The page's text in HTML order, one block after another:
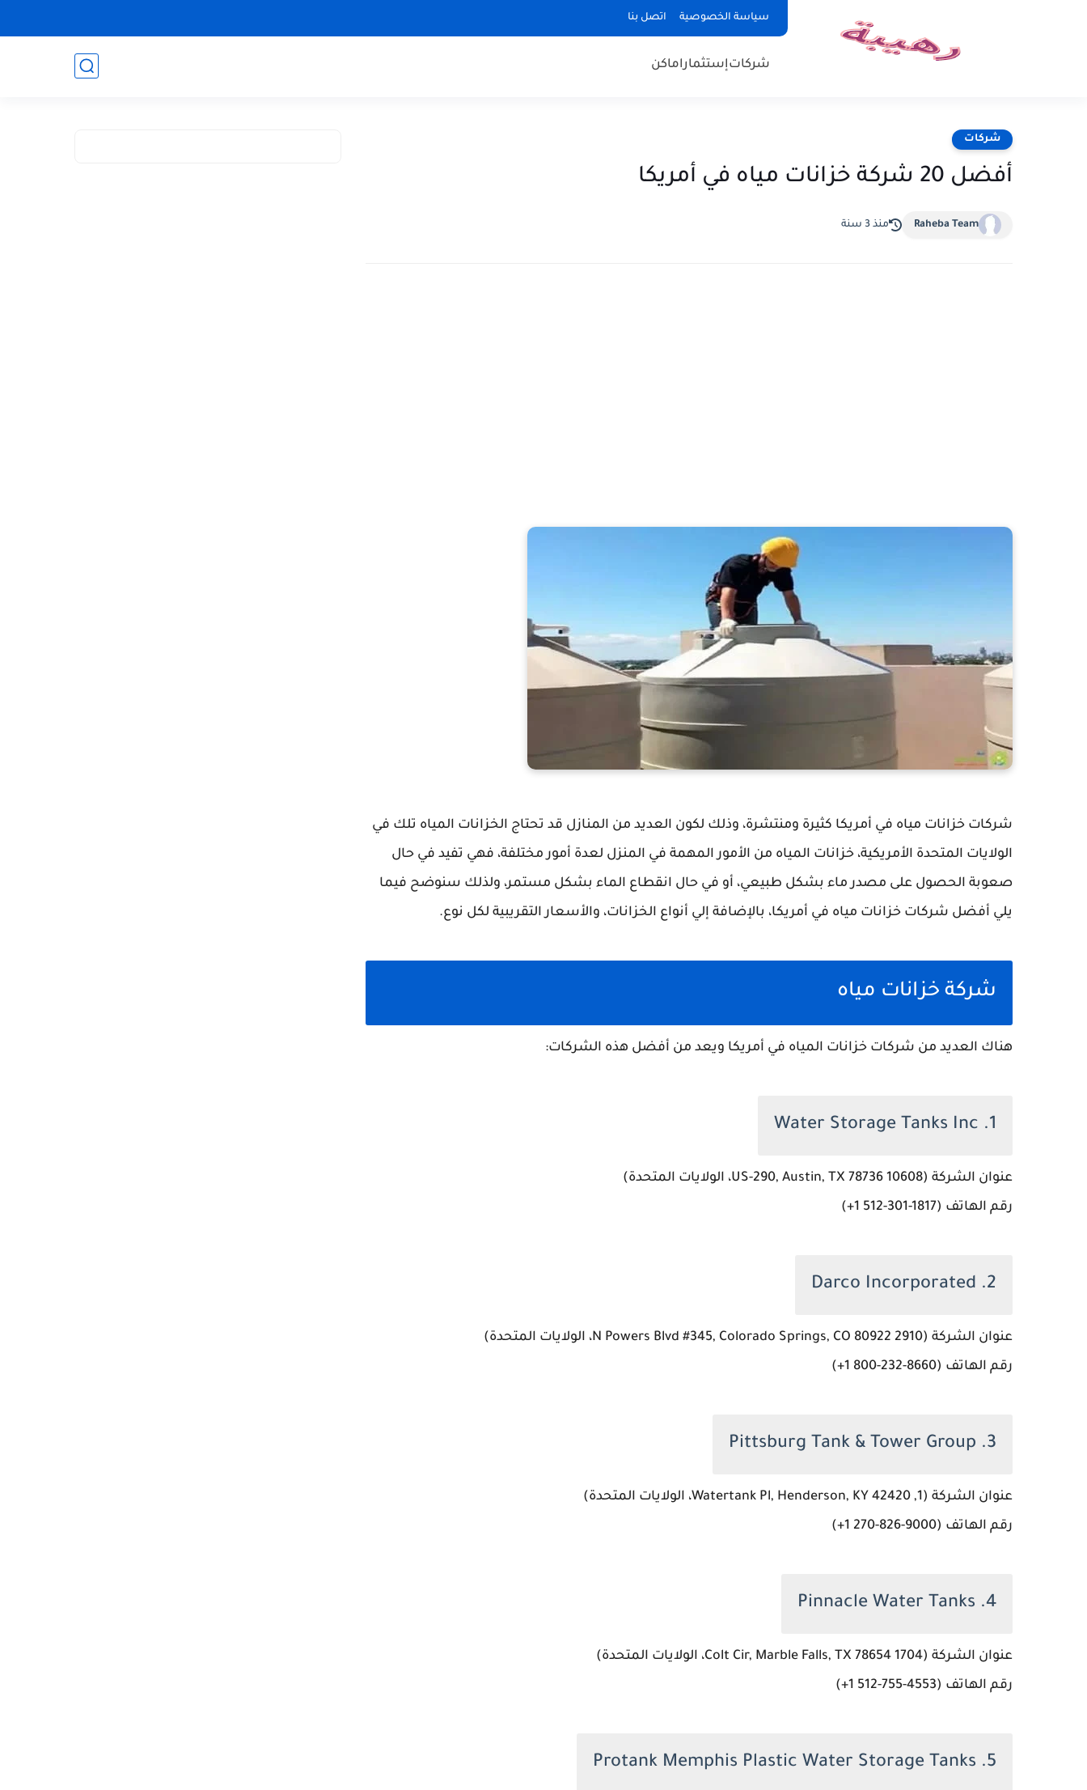
سياسة الخصوصية اتصل بنا
شركاتإستثماراماكن
شركات
أفضل 20 شركة خزانات مياه في أمريكا
Raheba Team منذ 3 سنة
شركات خزانات مياه في أمريكا كثيرة ومنتشرة، وذلك لكون العديد من المنازل قد تحتاج الخزانات المياه تلك في
الولايات المتحدة الأمريكية، خزانات المياه من الأمور المهمة في المنزل لعدة أمور مختلفة، فهي تفيد في حال
صعوبة الحصول على مصدر ماء بشكل طبيعي، أو في حال انقطاع الماء بشكل مستمر، ولذلك سنوضح فيما
يلي أفضل شركات خزانات مياه في أمريكا، بالإضافة إلي أنواع الخزانات، والأسعار التقريبية لكل نوع.
شركة خزانات مياه
هناك العديد من شركات خزانات المياه في أمريكا ويعد من أفضل هذه الشركات:
1. Water Storage Tanks Inc
عنوان الشركة (10608 US-290, Austin, TX 78736، الولايات المتحدة)
رقم الهاتف (‏‪+1 512-301-1817‬‏)
2. Darco Incorporated
عنوان الشركة (2910 N Powers Blvd #345, Colorado Springs, CO 80922، الولايات المتحدة)
رقم الهاتف (‏‪+1 800-232-8660‬‏)
3. Pittsburg Tank & Tower Group
عنوان الشركة (1, Watertank Pl, Henderson, KY 42420، الولايات المتحدة)
رقم الهاتف (‏‪+1 270-826-9000‬‏)
4. Pinnacle Water Tanks
عنوان الشركة (1704 Colt Cir, Marble Falls, TX 78654، الولايات المتحدة)
رقم الهاتف (‏‪+1 512-755-4553‬‏)
5. Protank Memphis Plastic Water Storage Tanks